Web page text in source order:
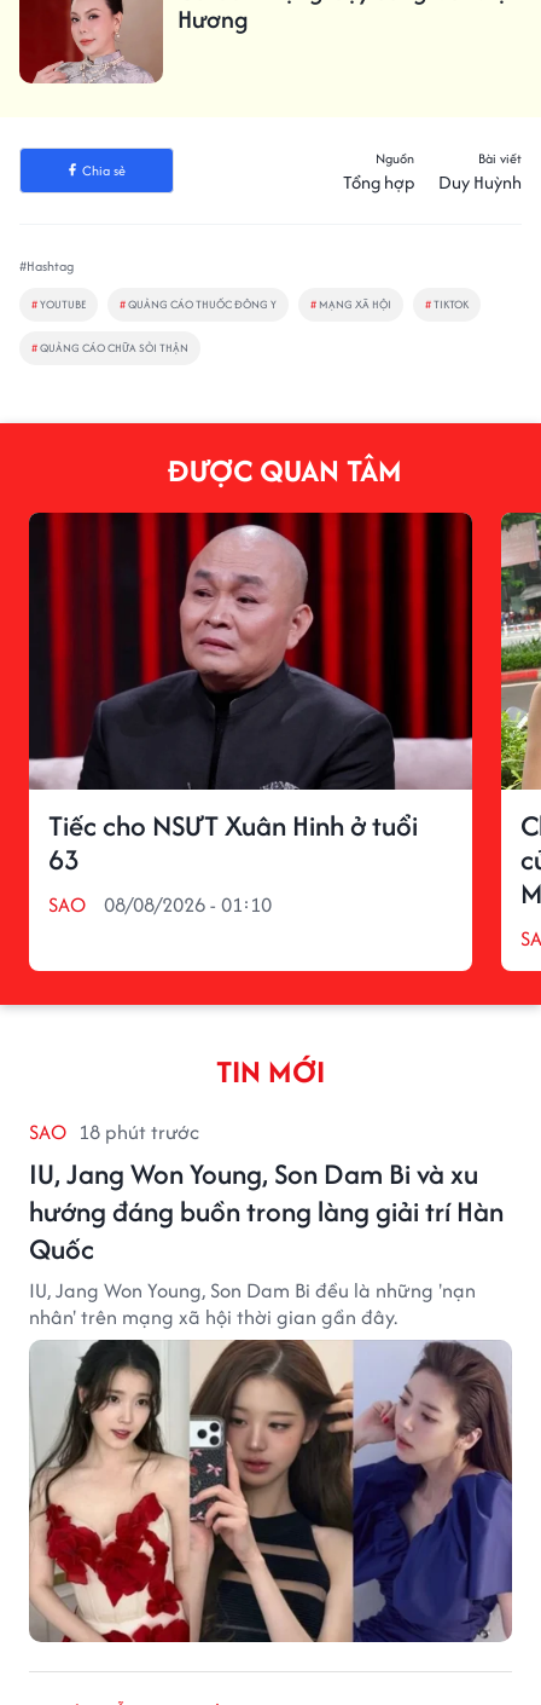
Hương
Chia sẻ
Nguồn
Tổng hợp
Bài viết
Duy Huỳnh
#Hashtag
#YOUTUBE #QUẢNG CÁO THUỐC ĐÔNG Y # MẠNG XÃ HỘI #TIKTOK
#QUẢNG CÁO CHỮA SỎI THẬN
ĐƯỢC QUAN TÂM
Tiếc cho NSƯT Xuân Hinh ở tuổi
63
SAO 08/08/2026 - 01:10
TIN MỚI
SAO 18 phút trước
IU, Jang Won Young, Son Dam Bi và xu
hướng đáng buồn trong làng giải trí Hàn
Quốc
IU, Jang Won Young, Son Dam Bi đều là những 'nạn
nhân' trên mạng xã hội thời gian gần đây.